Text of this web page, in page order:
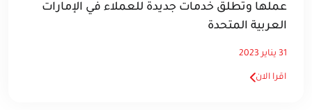
عملها وتطلق خدمات جديدة للعملاء في الإمارات
العربية المتحدة
31 يناير 2023
اقرا الان